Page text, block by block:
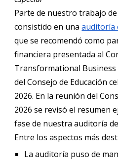
Parte de nuestro trabajo
consistido en unaauditoría
que se recomendó como
financiera presentada al
Transformational Business
del Consejo de Educación
2026. En la reunión del
2026 se revisó el resumen
fase de nuestra auditoría
Entre los aspectos más
La auditoría puso de